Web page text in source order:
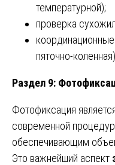
температурной);
проверка
пяточно-коленная).
Раздел 9:
Фотофиксация
современной
обеспечивающим
Это важнейший аспект